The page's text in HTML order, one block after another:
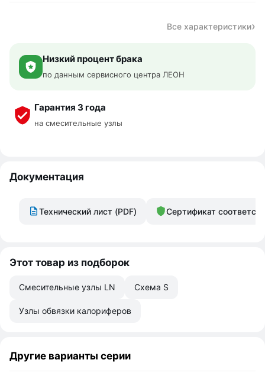
Все характеристики
Низкий процент брака
по данным сервисного центра ЛЕОН
Гарантия 3 года
на смесительные узлы
Документация
Технический лист (PDF) Сертификат
Этот товар из подборок
Смесительные узлы LN Схема S
Узлы обвязки калориферов
Другие варианты серии